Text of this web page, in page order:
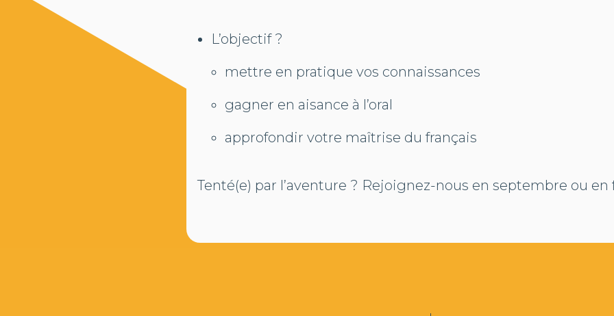
L’objectif ?
mettre en pratique vos connaissances
gagner en aisance à l’oral
approfondir votre maîtrise du français
Tenté(e) par l’aventure ? Rejoignez-nous en septembre ou en